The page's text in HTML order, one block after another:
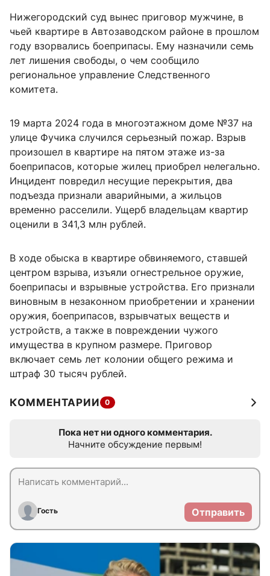
Нижегородский суд вынес приговор мужчине, в
чьей квартире в Автозаводском районе в прошлом
году взорвались боеприпасы. Ему назначили семь
лет лишения свободы, о чем сообщило
региональное управление Следственного
комитета.
19 марта 2024 года в многоэтажном доме №37 на
улице Фучика случился серьезный пожар. Взрыв
произошел в квартире на пятом этаже из-за
боеприпасов, которые жилец приобрел нелегально.
Инцидент повредил несущие перекрытия, два
подъезда признали аварийными, а жильцов
временно расселили. Ущерб владельцам квартир
оценили в 341,3 млн рублей.
В ходе обыска в квартире обвиняемого, ставшей
центром взрыва, изъяли огнестрельное оружие,
боеприпасы и взрывные устройства. Его признали
виновным в незаконном приобретении и хранении
оружия, боеприпасов, взрывчатых веществ и
устройств, а также в повреждении чужого
имущества в крупном размере. Приговор
включает семь лет колонии общего режима и
штраф 30 тысяч рублей.
КОММЕНТАРИИ 0
Пока нет ни одного комментария.
Начните обсуждение первым!
Гость Отправить